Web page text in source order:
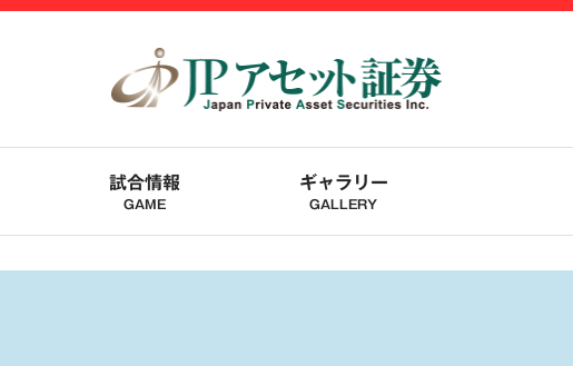
試合情報
GAME
ギャラリー
GALLERY